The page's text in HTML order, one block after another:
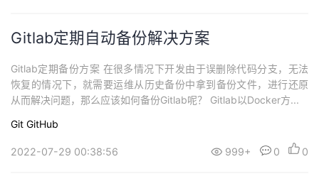
Gitlab定期自动备份解决方案
Gitlab定期备份方案 在很多情况下开发由于误删除代码分支，无法
恢复的情况下，就需要运维从历史备份中拿到备份文件，进行还原
从而解决问题，那么应该如何备份Gitlab呢？ Gitlab以Docker方...
Git GitHub
2022-07-29 00:38:56 999+ 0 0